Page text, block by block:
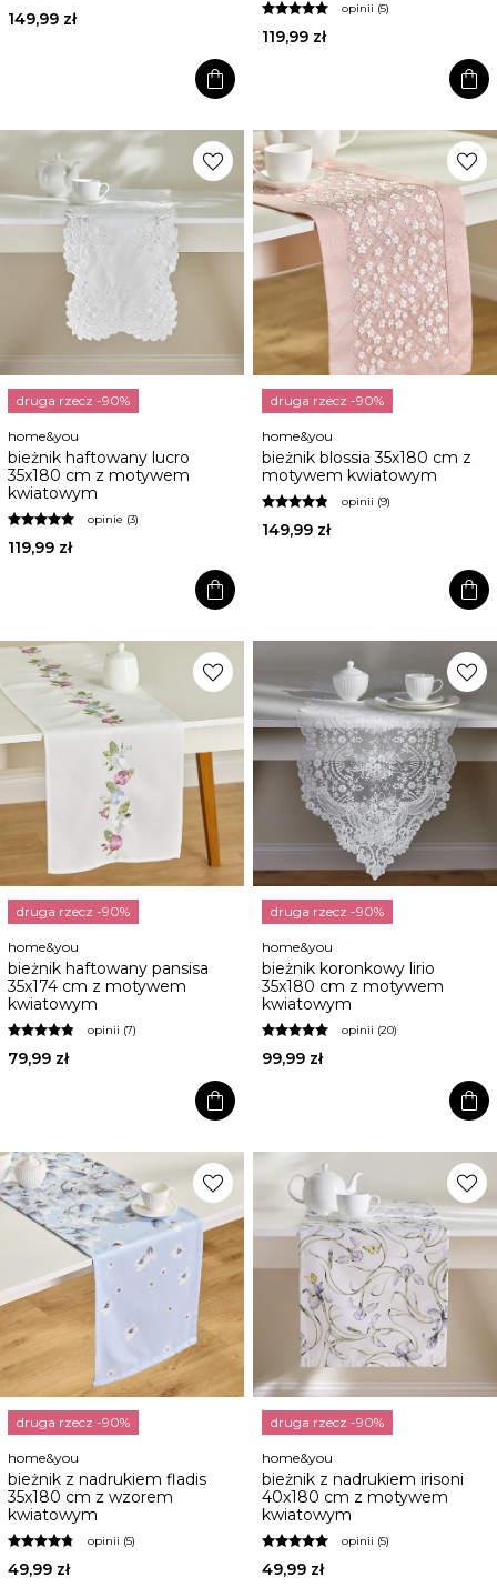
149,99 zł
shopping_bag
opinii (5)
119,99 zł
shopping_bag
favorite
druga rzecz -90%
home&you
bieżnik haftowany lucro
35x180 cm z motywem
kwiatowym
opinie (3)
119,99 zł
shopping_bag
favorite
druga rzecz -90%
home&you
bieżnik blossia 35x180 cm z
motywem kwiatowym
opinii (9)
149,99 zł
shopping_bag
favorite
druga rzecz -90%
home&you
bieżnik haftowany pansisa
35x174 cm z motywem
kwiatowym
opinii (7)
79,99 zł
shopping_bag
favorite
druga rzecz -90%
home&you
bieżnik koronkowy lirio
35x180 cm z motywem
kwiatowym
opinii (20)
99,99 zł
shopping_bag
favorite
druga rzecz -90%
home&you
bieżnik z nadrukiem fladis
35x180 cm z wzorem
kwiatowym
opinii (5)
49,99 zł
favorite
druga rzecz -90%
home&you
bieżnik z nadrukiem irisoni
40x180 cm z motywem
kwiatowym
opinii (5)
49,99 zł